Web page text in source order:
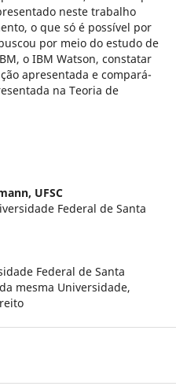
neste trabalho
o que só é possível por
por meio do estudo de
o IBM Watson, constatar
apresentada e compará-
na Teoria de
UFSC
Federal de Santa
Federal de Santa
mesma Universidade,